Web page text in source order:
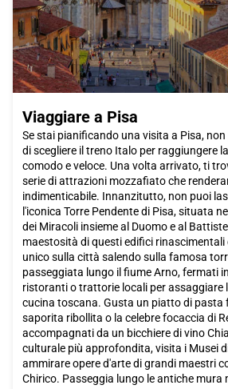
scopri la bellezza e i sapori autentici di
città. Acquista subito il tuo biglietto Italo
a vivere un'esperienza indimenticabile!
Viaggiare a Pisa
Se stai pianificando una visita a Pisa,
di scegliere il treno Italo per raggiungere
comodo e veloce. Una volta arrivato, ti
serie di attrazioni mozzafiato che
indimenticabile. Innanzitutto, non puoi
l'iconica Torre Pendente di Pisa, situata
dei Miracoli insieme al Duomo e al
maestosità di questi edifici
unico sulla città salendo sulla famosa
passeggiata lungo il fiume Arno, fermati
ristoranti o trattorie locali per assaggiare
cucina toscana. Gusta un piatto di pasta
saporita ribollita o la celebre focaccia di
accompagnati da un bicchiere di vino
culturale più approfondita, visita i Musei
ammirare opere d'arte di grandi maestri
Chirico. Passeggia lungo le antiche mura